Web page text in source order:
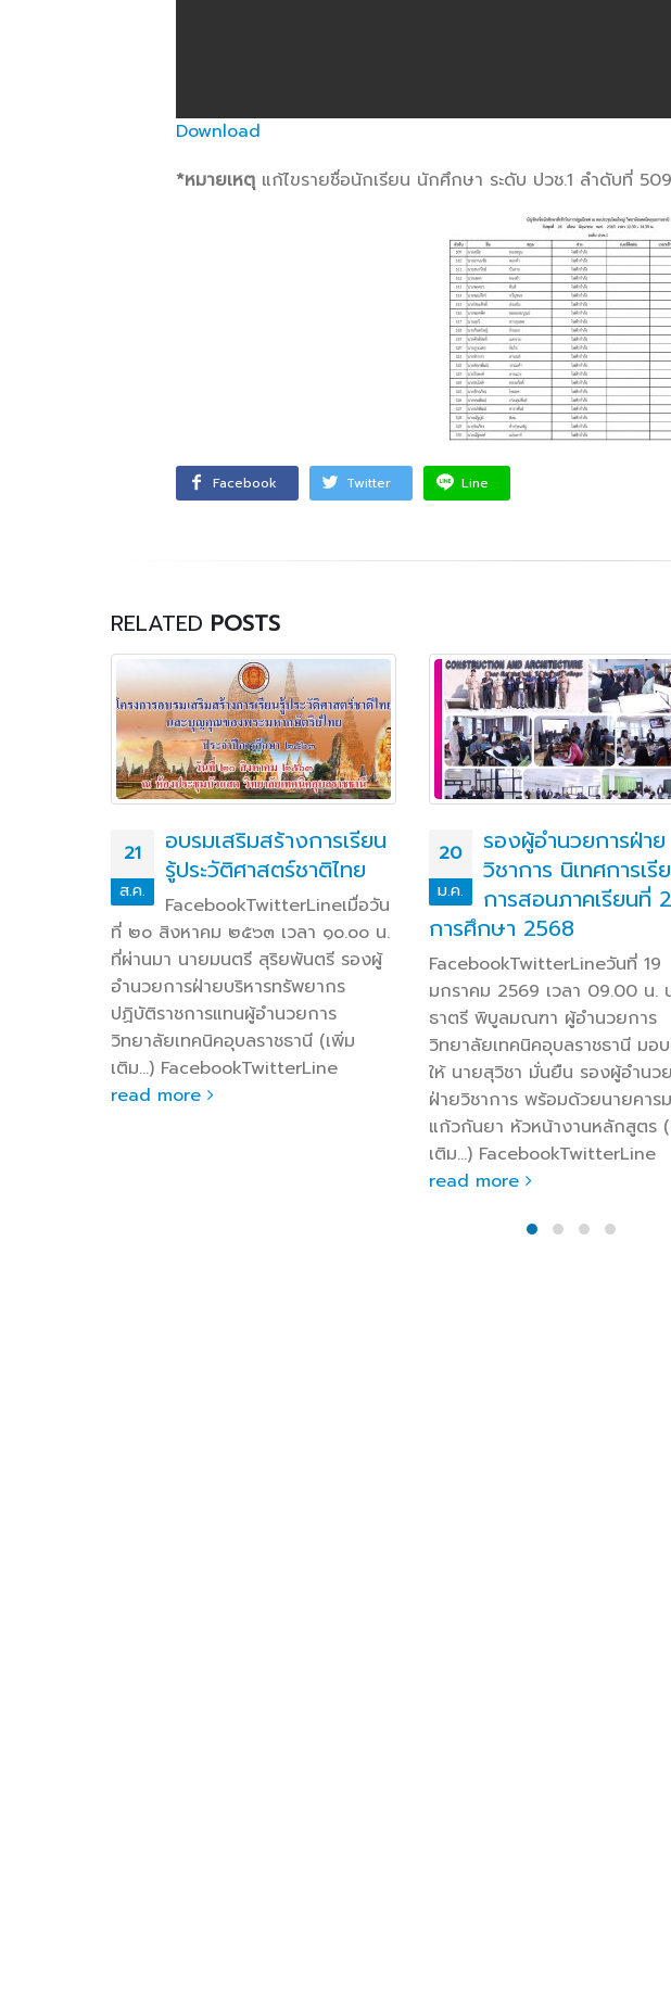
Download
*หมายเหตุ แก้ไขรายชื่อนักเรียน นักศึกษา ระดับ ปวช.1 ลำดับที่
Facebook Twitter Line
RELATED POSTS
21
ส.ค.
อบรมเสริมสร้างการเรียน
รู้ประวัติศาสตร์ชาติไทย
FacebookTwitterLineเมื่อวัน
ที่ ๒๐ สิงหาคม ๒๕๖๓ เวลา ๑๐.๐๐ น.
ที่ผ่านมา นายมนตรี สุริยพันตรี รองผู้
อำนวยการฝ่ายบริหารทรัพยากร
ปฏิบัติราชการแทนผู้อำนวยการ
วิทยาลัยเทคนิคอุบลราชธานี (เพิ่ม
เติม…) FacebookTwitterLine
read more
20
ม.ค.
รองผู้อำนวยการฝ่าย
วิชาการ นิเทศการเรี
การสอนภาคเรียนที่
การศึกษา 2568
FacebookTwitterLineวันที่ 19
มกราคม 2569 เวลา 09.00 น.
ธาตรี พิบูลมณฑา ผู้อำนวยการ
วิทยาลัยเทคนิคอุบลราชธานี มอ
ให้ นายสุวิชา มั่นยืน รองผู้อำนว
ฝ่ายวิชาการ พร้อมด้วยนายคาร
แก้วกันยา หัวหน้างานหลักสูตร
เติม…) FacebookTwitterLine
read more